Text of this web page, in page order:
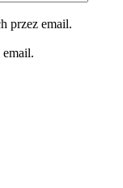
przez email.